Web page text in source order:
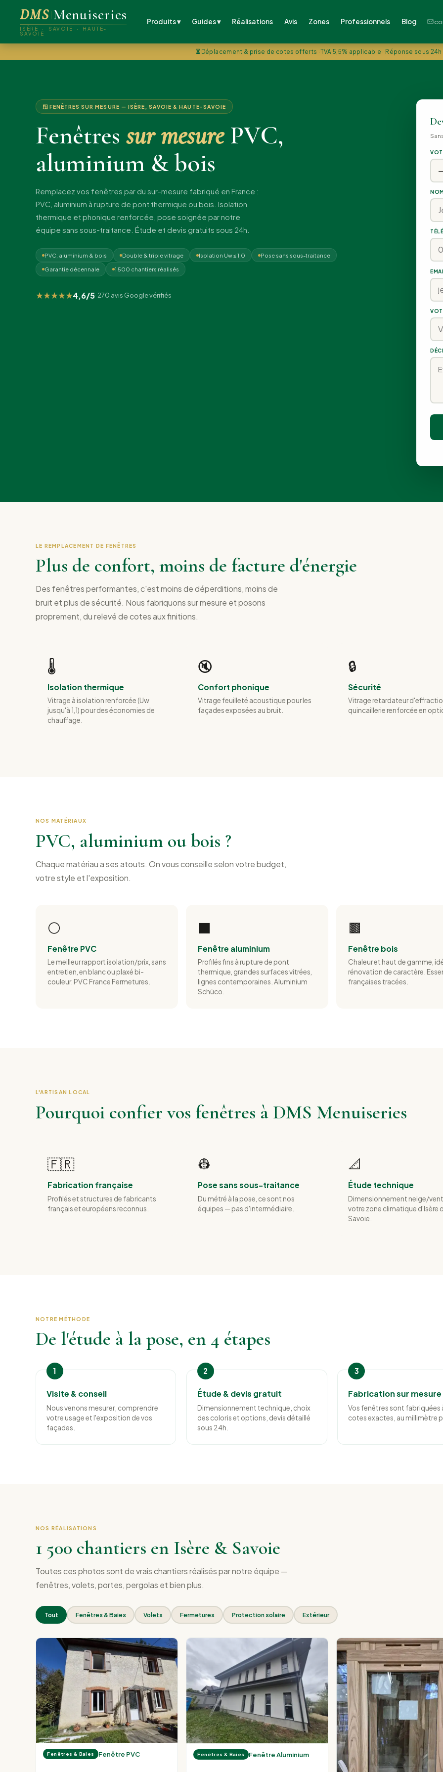
DMS Menuiseries
ISÈRE · SAVOIE · HAUTE-
SAVOIE
Produits ▾ Guides ▾ Réalisations Avis Zones Professionnels Blog
⏳ Déplacement & prise de cotes offerts · TVA 5,5% applicable · Réponse sous
🪟 FENÊTRES SUR MESURE — ISÈRE, SAVOIE & HAUTE-SAVOIE
Fenêtres sur mesurePVC,
aluminium & bois
Remplacez vos fenêtres par du sur-mesure fabriqué en France :
PVC, aluminium à rupture de pont thermique ou bois. Isolation
thermique et phonique renforcée, pose soignée par notre
équipe sans sous-traitance. Étude et devis gratuits sous 24h.
PVC, aluminium & bois Double & triple vitrage Isolation Uw ≤ 1,0 Pose sans sous-traitance
Garantie décennale 1 500 chantiers réalisés
★★★★★4,6/5· 270 avis Google vérifiés
LE REMPLACEMENT DE FENÊTRES
Plus de confort, moins de facture d'énergie
Des fenêtres performantes, c'est moins de déperditions, moins de
bruit et plus de sécurité. Nous fabriquons sur mesure et posons
proprement, du relevé de cotes aux finitions.
🌡️
Isolation thermique
Vitrage à isolation renforcée (Uw
jusqu'à 1,1) pour des économies de
chauffage.
🔇
Confort phonique
Vitrage feuilleté acoustique pour les
façades exposées au bruit.
🔒
Sécurité
Vitrage retardateur
quincaillerie renforcée en
NOS MATÉRIAUX
PVC, aluminium ou bois ?
Chaque matériau a ses atouts. On vous conseille selon votre budget,
votre style et l'exposition.
⚪
Fenêtre PVC
Le meilleur rapport isolation/prix, sans
entretien, en blanc ou plaxé bi-
couleur. PVC France Fermetures.
⬛
Fenêtre aluminium
Profilés fins à rupture de pont
thermique, grandes surfaces vitrées,
lignes contemporaines. Aluminium
Schüco.
🟫
Fenêtre bois
Chaleur et haut de gamme,
rénovation de caractère.
françaises tracées.
L'ARTISAN LOCAL
Pourquoi confier vos fenêtres à DMS Menuiseries
🇫🇷
Fabrication française
Profilés et structures de fabricants
français et européens reconnus.
👷
Pose sans sous-traitance
Du métré à la pose, ce sont nos
équipes — pas d'intermédiaire.
📐
Étude technique
Dimensionnement neige/
votre zone climatique d'Isère
Savoie.
NOTRE MÉTHODE
De l'étude à la pose, en 4 étapes
Visite & conseil
Nous venons mesurer, comprendre
votre usage et l'exposition de vos
façades.
Étude & devis gratuit
Dimensionnement technique, choix
des coloris et options, devis détaillé
sous 24h.
Fabrication sur mesure
Vos fenêtres sont fabriquées
cotes exactes, au millimètre
NOS RÉALISATIONS
1 500 chantiers en Isère & Savoie
Toutes ces photos sont de vrais chantiers réalisés par notre équipe —
fenêtres, volets, portes, pergolas et bien plus.
Tout Fenêtres & Baies Volets Fermetures Protection solaire Extérieur
Fenêtres & Baies Fenêtre PVC Fenêtres & Baies Fenêtre Aluminium